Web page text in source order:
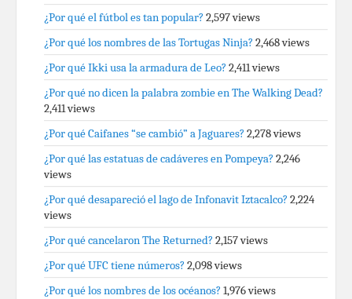
¿Por qué el fútbol es tan popular? 2,597 views
¿Por qué los nombres de las Tortugas Ninja? 2,468 views
¿Por qué Ikki usa la armadura de Leo? 2,411 views
¿Por qué no dicen la palabra zombie en The Walking Dead?
2,411 views
¿Por qué Caifanes “se cambió” a Jaguares? 2,278 views
¿Por qué las estatuas de cadáveres en Pompeya? 2,246
views
¿Por qué desapareció el lago de Infonavit Iztacalco? 2,224
views
¿Por qué cancelaron The Returned? 2,157 views
¿Por qué UFC tiene números? 2,098 views
¿Por qué los nombres de los océanos? 1,976 views